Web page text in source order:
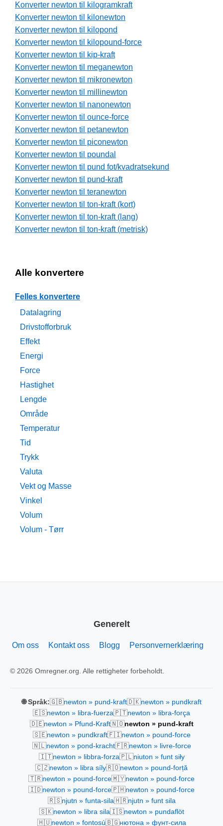
Konverter newton til kilogramkraft
Konverter newton til kilonewton
Konverter newton til kilopond
Konverter newton til kilopound-force
Konverter newton til kip-kraft
Konverter newton til meganewton
Konverter newton til mikronewton
Konverter newton til millinewton
Konverter newton til nanonewton
Konverter newton til ounce-force
Konverter newton til petanewton
Konverter newton til piconewton
Konverter newton til poundal
Konverter newton til pund fot/kvadratsekund
Konverter newton til pund-kraft
Konverter newton til teranewton
Konverter newton til ton-kraft (kort)
Konverter newton til ton-kraft (lang)
Konverter newton til ton-kraft (metrisk)
Alle konvertere
Felles konvertere
Datalagring
Drivstofforbruk
Effekt
Energi
Force
Hastighet
Lengde
Område
Temperatur
Tid
Trykk
Valuta
Vekt og Masse
Vinkel
Volum
Volum - Tørr
Generelt
Om oss Kontakt oss Blogg Personvernerklæring
© 2026 Omregner.org. Alle rettigheter forbeholdt.
🌐 Språk:🇬🇧newton » pund-kraft🇩🇰newton » pundkraft
🇪🇸newton » libra-fuerza🇵🇹newton » libra-força
🇩🇪newton » Pfund-Kraft🇳🇴newton » pund-kraft
🇸🇪newton » pundkraft🇫🇮newton » pound-force
🇳🇱newton » pond-kracht🇫🇷newton » livre-force
🇮🇹newton » libbra-forza🇵🇱niuton » funt siły
🇨🇿newton » libra síly🇷🇴newton » pound-forță
🇹🇷newton » pound-force🇲🇾newton » pound-force
🇮🇩newton » pound-force🇵🇭newton » pound-force
🇷🇸njutn » funta-sila🇭🇷njutn » funt sila
🇸🇰newton » libra sila🇮🇸newton » pundaflöt
🇭🇺newton » fontosú🇧🇬нютона » фунт-сила